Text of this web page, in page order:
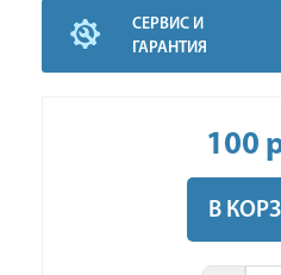
СЕРВИС И
ГАРАНТИЯ
100
В